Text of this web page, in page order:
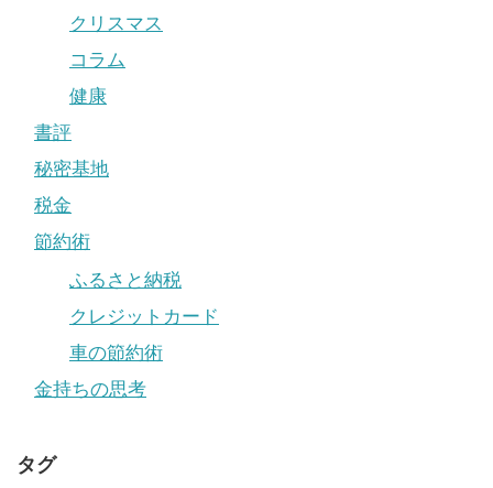
クリスマス
コラム
健康
書評
秘密基地
税金
節約術
ふるさと納税
クレジットカード
車の節約術
金持ちの思考
タグ